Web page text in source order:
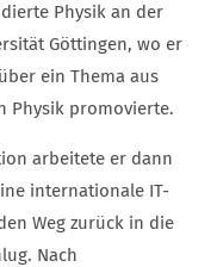
Physik an der
Göttingen, wo er
ein Thema aus
Physik promovierte.
arbeitete er dann
internationale IT-
Weg zurück in die
Nach